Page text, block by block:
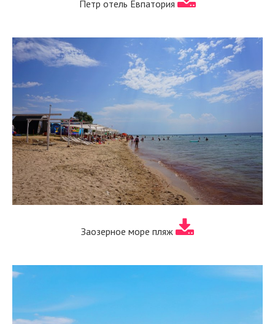
Петр отель Евпатория
Заозерное море пляж